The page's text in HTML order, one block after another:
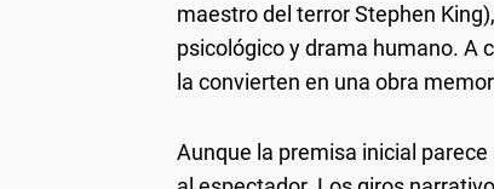
maestro del terror Stephen
psicológico y drama humano. A
la convierten en una obra
Aunque la premisa inicial parece